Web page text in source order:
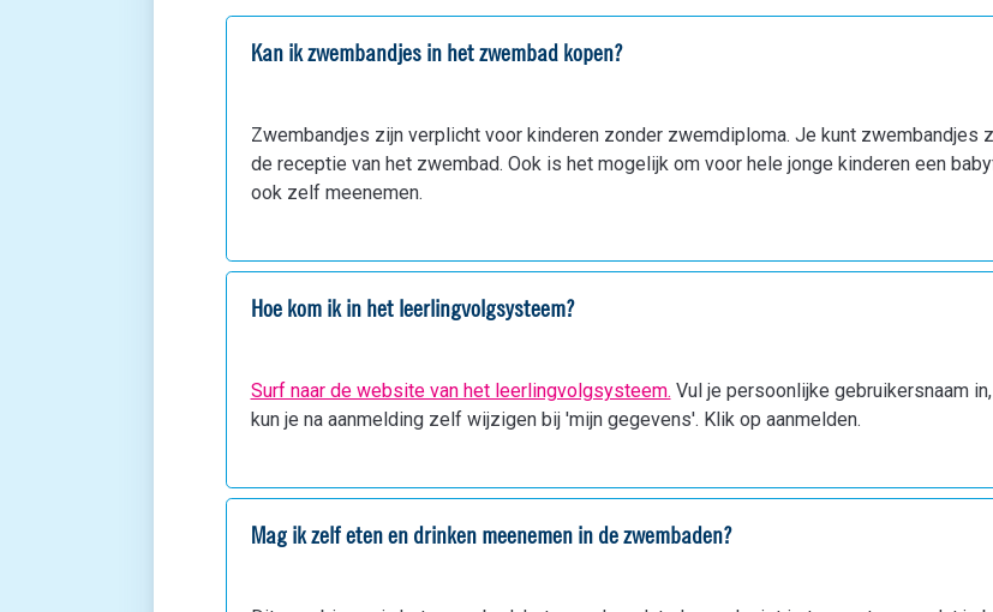
Kan ik zwembandjes in het zwembad kopen?
Zwembandjes zijn verplicht voor kinderen zonder zwemdiploma. Je kunt zwembandjes
de receptie van het zwembad. Ook is het mogelijk om voor hele jonge kinderen een
ook zelf meenemen.
Hoe kom ik in het leerlingvolgsysteem?
Surf naar de website van het leerlingvolgsysteem. Vul je persoonlijke gebruikersnaam
kun je na aanmelding zelf wijzigen bij 'mijn gegevens'. Klik op aanmelden.
Mag ik zelf eten en drinken meenemen in de zwembaden?